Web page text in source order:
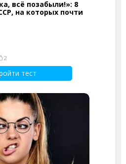
всё позабыли!»: 8
на которых почти
2
тест